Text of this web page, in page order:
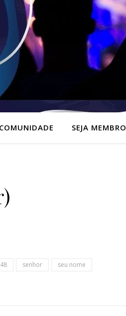
COMUNIDADE SEJA MEMBRO
senhor seu nome